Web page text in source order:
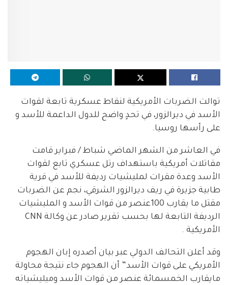
توالت الضربات الأمريكية لنقاط عسكرية تابعة لقوات
الأسد في ديرالزور، في تحدٍ واضح للدول الداعمة للأسد و
على رأسها روسيا.
في العاشر من الشهر الماضي شباط / فبراير قامت
مقاتلات أمريكية باستهداف رتل عسكري تابع لقوات
الأسد وعدة مقرات لمليشيات رديفة للأسد في قرية
طابية جزيرة في ريف ديرالزور الشرقي، نجم عن الضربات
مقتل ما يقارب 100عنصر من قوات الأسد و المليشيات
الرديفة التابعة لها بحسب تقرير صادر عن وكالة CNN
الأمريكية .
وقد أعلن التحالف الدولي عبر بيان أصدره إبان الهجوم
الأمريكي على قوات الأسد” أن الهجوم جاء نتيجة محاولة
مايقارب الخمسمائة عنصر من قوات الأسد وميليشياته